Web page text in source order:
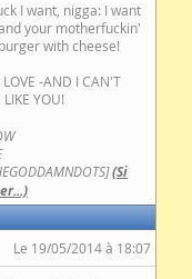
I want, nigga: I want
your motherfuckin'
with cheese!
LOVE -AND I CAN'T
LIKE YOU!
(Si
Le 19/05/2014 à 18:07